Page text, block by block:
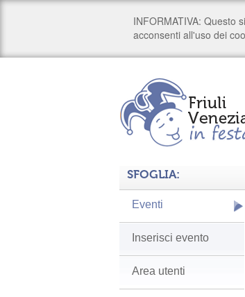
SFOGLIA:
Eventi
Inserisci evento
Area utenti